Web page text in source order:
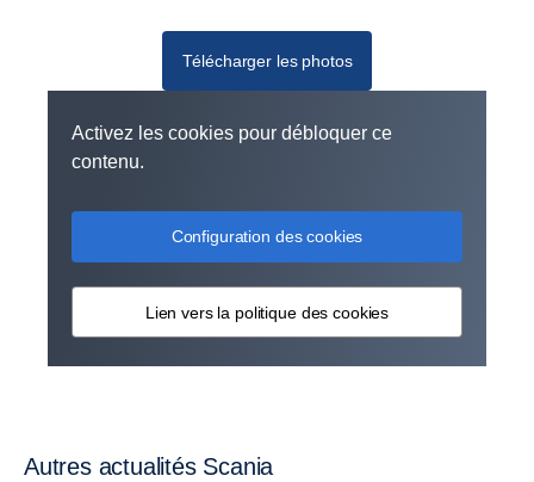
Télécharger les photos
Activez les cookies pour débloquer ce
contenu.
Configuration des cookies
Lien vers la politique des cookies
Autres actualités Scania